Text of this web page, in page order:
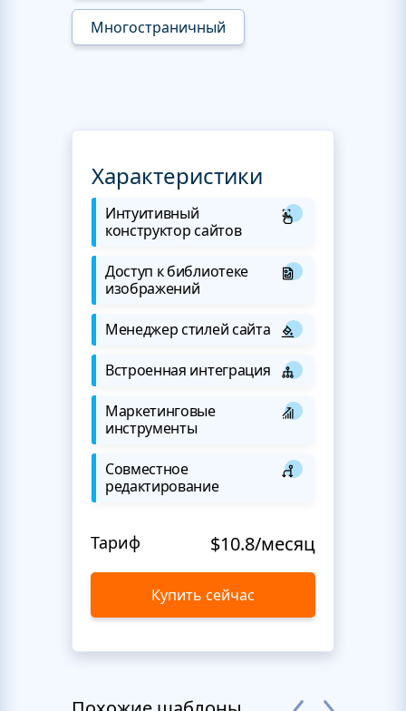
Многостраничный
Характеристики
Интуитивный
конструктор сайтов
Доступ к библиотеке
изображений
Менеджер стилей сайта
Встроенная интеграция
Маркетинговые
инструменты
Совместное
редактирование
Тариф $10.8/месяц
Купить сейчас